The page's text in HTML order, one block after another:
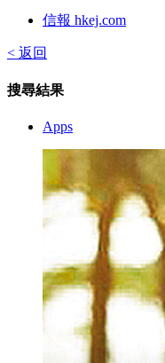
信報 hkej.com
< 返回
搜尋結果
Apps